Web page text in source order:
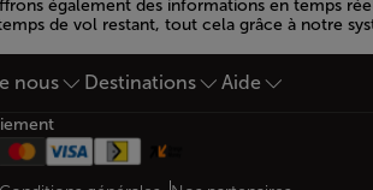
également des informations en temps
de vol restant, tout cela grâce à notre
page Plan du site
nous Destinations Aide